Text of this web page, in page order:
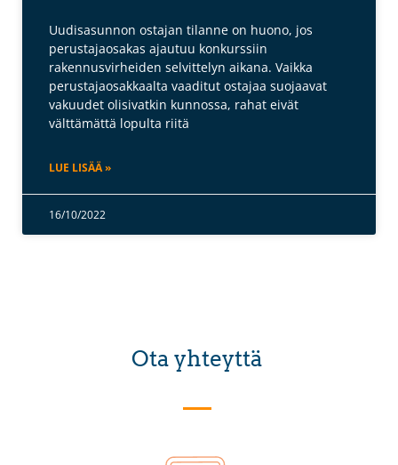
Uudisasunnon ostajan tilanne on huono, jos
perustajaosakas ajautuu konkurssiin
rakennusvirheiden selvittelyn aikana. Vaikka
perustajaosakkaalta vaaditut ostajaa suojaavat
vakuudet olisivatkin kunnossa, rahat eivät
välttämättä lopulta riitä
LUE LISÄÄ »
16/10/2022
Ota yhteyttä